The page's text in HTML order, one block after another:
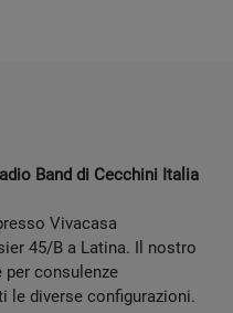
Band di Cecchini Italia
Vivacasa
45/B a Latina. Il nostro
per consulenze
le diverse configurazioni.